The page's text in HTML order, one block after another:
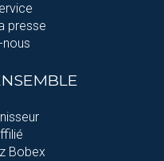
presse
Bobex